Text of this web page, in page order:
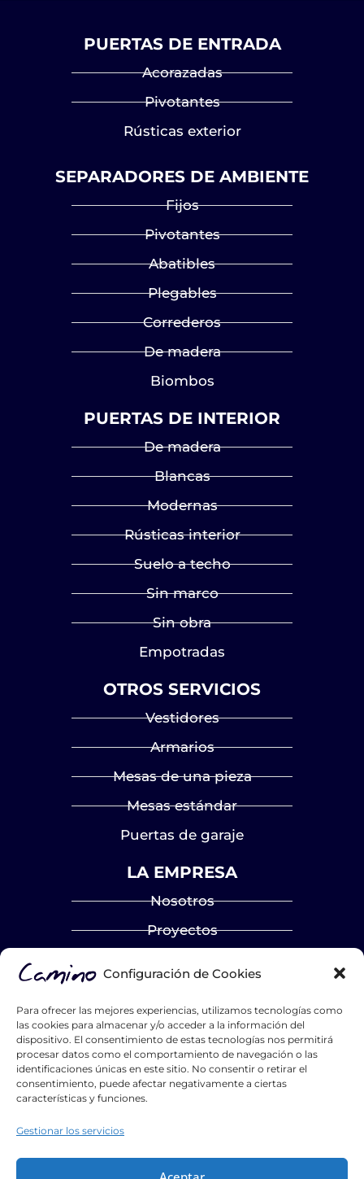
Configuración de Cookies
Para ofrecer las mejores experiencias, utilizamos tecnologías como
las cookies para almacenar y/o acceder a la información del
dispositivo. El consentimiento de estas tecnologías nos permitirá
procesar datos como el comportamiento de navegación o las
identificaciones únicas en este sitio. No consentir o retirar el
consentimiento, puede afectar negativamente a ciertas
características y funciones.
Gestionar los servicios
PUERTAS DE ENTRADA
Acorazadas
Pivotantes
Rústicas exterior
SEPARADORES DE AMBIENTE
Fijos
Pivotantes
Abatibles
Plegables
Correderos
De madera
Biombos
PUERTAS DE INTERIOR
De madera
Blancas
Modernas
Rústicas interior
Suelo a techo
Sin marco
Sin obra
Empotradas
OTROS SERVICIOS
Vestidores
Armarios
Mesas de una pieza
Mesas estándar
Puertas de garaje
LA EMPRESA
Nosotros
Proyectos
Catálogos
Hazte distribuidor
List Title #1
List Title #2
List Title #3